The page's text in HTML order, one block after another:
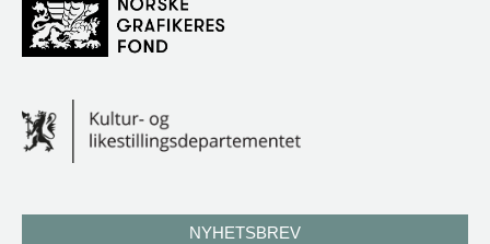
NYHETSBREV